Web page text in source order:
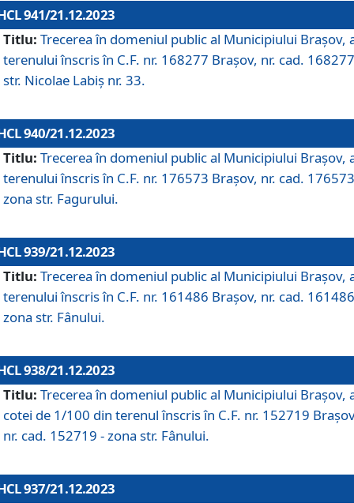
941/21.12.2023
Titlu: Trecerea în domeniul public al Municipiului Braşov,
terenului înscris în C.F. nr. 168277 Brașov, nr. cad.
str. Nicolae Labiș nr. 33.
940/21.12.2023
Titlu: Trecerea în domeniul public al Municipiului Braşov,
terenului înscris în C.F. nr. 176573 Brașov, nr. cad.
zona str. Fagurului.
939/21.12.2023
Titlu: Trecerea în domeniul public al Municipiului Braşov,
terenului înscris în C.F. nr. 161486 Brașov, nr. cad.
zona str. Fânului.
938/21.12.2023
Titlu: Trecerea în domeniul public al Municipiului Braşov,
cotei de 1/100 din terenul înscris în C.F. nr. 152719
nr. cad. 152719 - zona str. Fânului.
937/21.12.2023